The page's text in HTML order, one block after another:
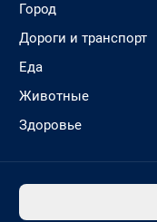
Город
Дороги и транспорт
Еда
Животные
Здоровье